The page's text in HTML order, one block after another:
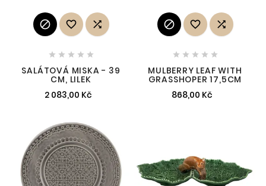
  
    
SALÁTOVÁ MISKA - 39
CM, LILEK
2 083,00 Kč
  
    
MULBERRY LEAF WITH
GRASSHOPER 17,5CM
868,00 Kč